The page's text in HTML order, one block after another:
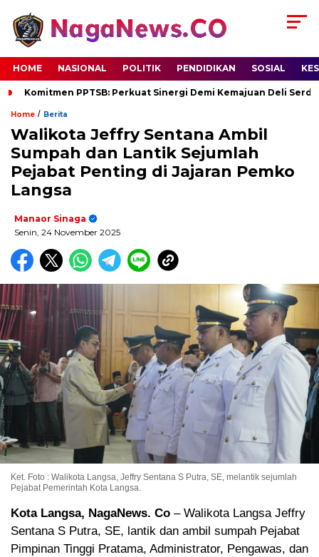
HOME NASIONAL POLITIK PENDIDIKAN SOSIAL
Komitmen PPTSB: Perkuat Sinergi Demi Kemajuan Deli
Home / Berita
Walikota Jeffry Sentana Ambil
Sumpah dan Lantik Sejumlah
Pejabat Penting di Jajaran Pemko
Langsa
Manaor Sinaga
Senin, 24 November 2025
Ket. Foto : Walikota Langsa, Jeffry Sentana S Putra, SE, melantik sejumlah
Pejabat Pemerintah Kota Langsa.
Kota Langsa, NagaNews. Co – Walikota Langsa Jeffry
Sentana S Putra, SE, lantik dan ambil sumpah Pejabat
Pimpinan Tinggi Pratama, Administrator, Pengawas, dan